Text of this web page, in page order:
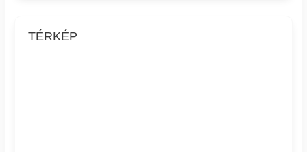
TÉRKÉP